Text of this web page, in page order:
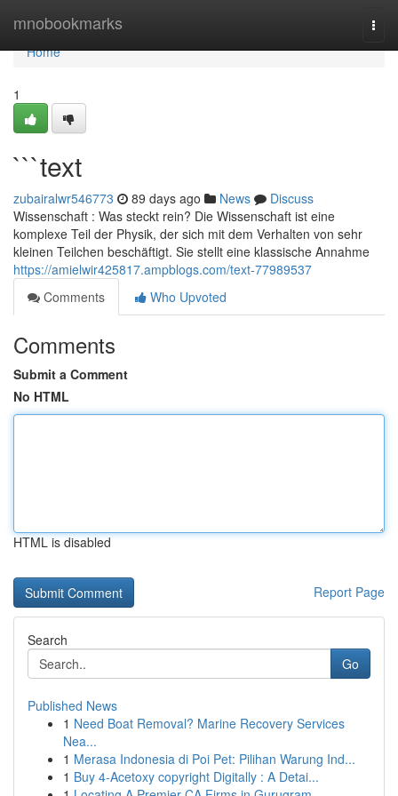
mnobookmarks
Home
Home
1
```text
zubairalwr546773 89 days ago News
Discuss
Wissenschaft : Was steckt rein? Die Wissenschaft ist eine
komplexe Teil der Physik, der sich mit dem Verhalten von sehr
kleinen Teilchen beschäftigt. Sie stellt eine klassische Annahme
https://amielwir425817.ampblogs.com/text-77989537
Comments
Who Upvoted
Comments
Submit a Comment
No HTML
HTML is disabled
Report Page
Search
Go
Published News
1 Need Boat Removal? Marine Recovery Services
Nea...
1 Merasa Indonesia di Poi Pet: Pilihan Warung Ind...
1 Buy 4-Acetoxy copyright Digitally : A Detai...